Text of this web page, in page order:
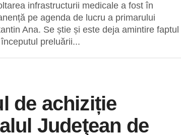
infrastructurii medicale a fost în
pe agenda de lucru a primarului
Ana. Se știe și este deja amintire faptul
preluării...
de achiziție
Judeţean de